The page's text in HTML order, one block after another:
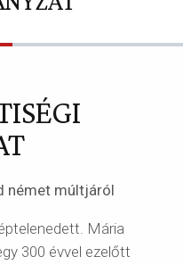
német múltjáról
Mária
300 évvel ezelőtt